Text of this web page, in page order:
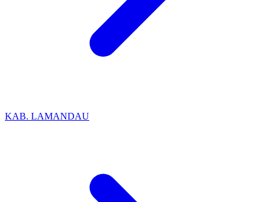
KAB. LAMANDAU